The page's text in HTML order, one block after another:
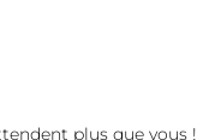
plus que vous !